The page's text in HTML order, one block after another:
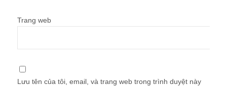
Trang web
Lưu tên của tôi, email, và trang web trong trình duyệt này